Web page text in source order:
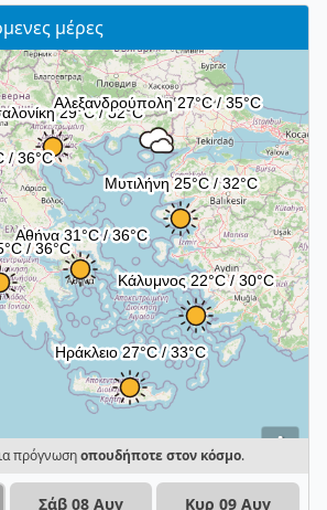
μέρες
i
πρόγνωσηοπουδήποτε στον κόσμο.
Σάβ 08 Αυγ Κυρ 09 Αυγ